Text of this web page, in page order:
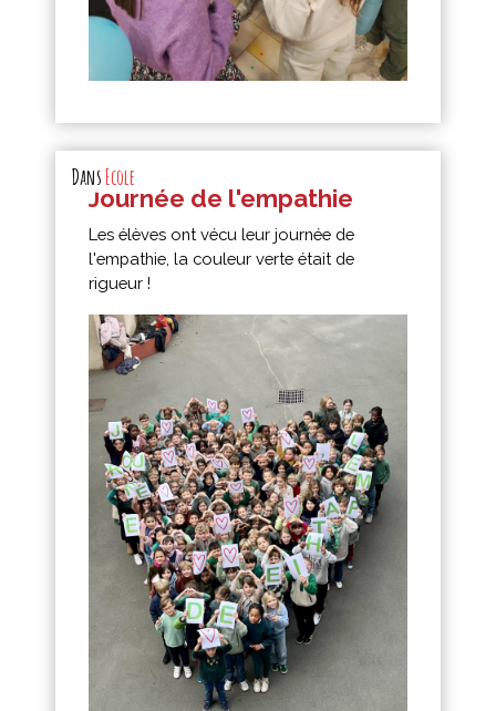
DansEcole
Journée de l'empathie
Les élèves ont vécu leur journée de
l'empathie, la couleur verte était de
rigueur !